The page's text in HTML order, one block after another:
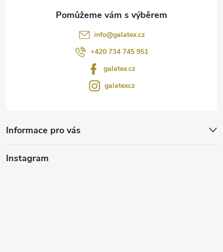
info@galatex.cz
+420 734 745 951
galatex.cz
galatexcz
Informace pro vás
Instagram